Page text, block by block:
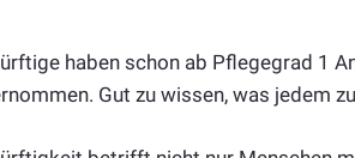
haben schon ab Pflegegrad 1
Gut zu wissen, was jedem